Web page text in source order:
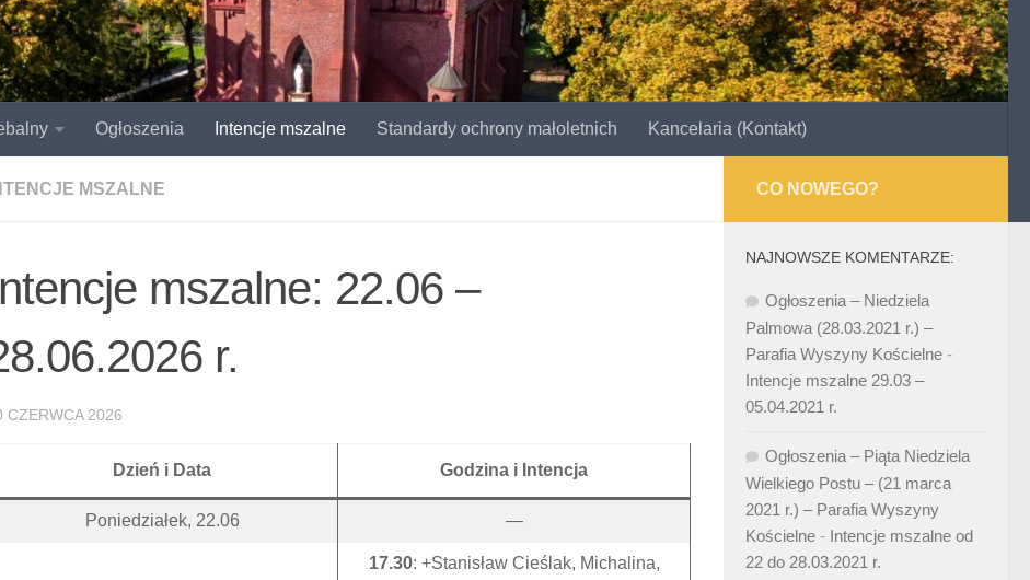
Ogłoszenia Intencje mszalne Standardy ochrony małoletnich Kancelaria (Kontakt)
MSZALNE
mszalne: 22.06 –
r.
CZERWCA 2026
Dzień i Data Godzina i Intencja
Poniedziałek, 22.06 —
17.30: +Stanisław Cieślak, Michalina,
CO NOWEGO?
NAJNOWSZE KOMENTARZE:
Ogłoszenia – Niedziela
Palmowa (28.03.2021 r.) –
Parafia Wyszyny Kościelne -
Intencje mszalne 29.03 –
05.04.2021 r.
Ogłoszenia – Piąta Niedziela
Wielkiego Postu – (21 marca
2021 r.) – Parafia Wyszyny
Kościelne - Intencje mszalne od
22 do 28.03.2021 r.